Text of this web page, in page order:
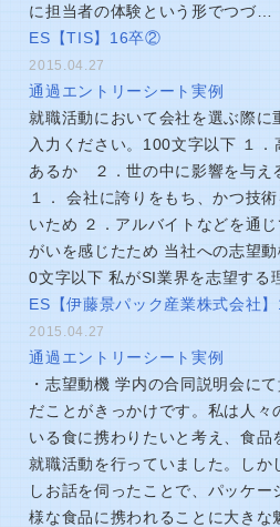
に担当者の体験という形でつづ…
ES【TIS】16卒②
2015.04.27
通過エントリーシート実例
就職活動において会社を選ぶ際に
入力ください。100文字以下 １
あるか ２．世の中に影響を与え
１． 会社に誇りをもち、かつ技
いため ２．アルバイトなどを通
がいを感じたため 当社への志望
0文字以下 私がSI業界を志望する
ES【伊藤景パック産業株式会社
2015.04.27
通過エントリーシート実例
・志望動機 学内の合同説明会に
だことがきっかけです。私は人々
いる食に携わりたいと考え、食品
就職活動を行っていました。しか
しお話を伺ったことで、パッケー
様な食品に携われることに大きな